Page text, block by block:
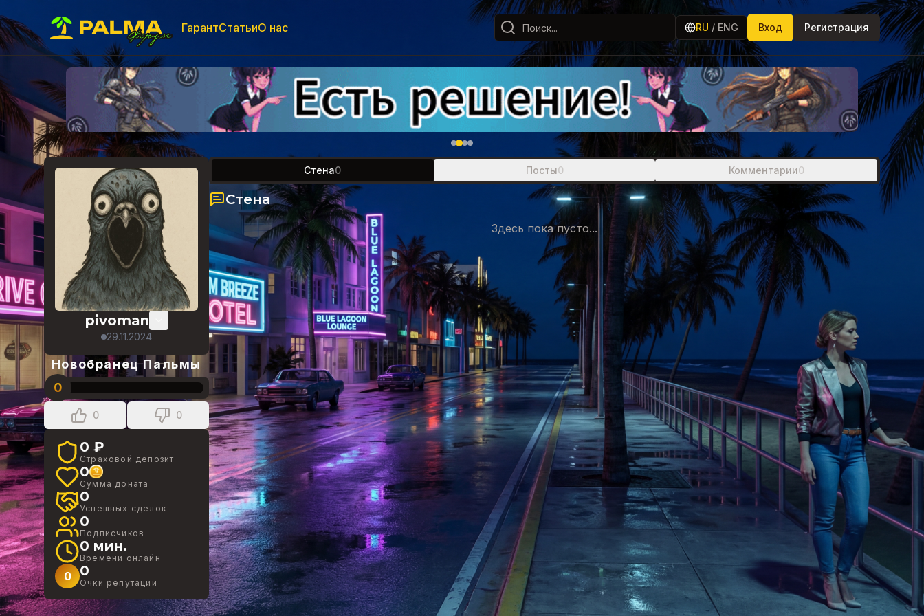
ГарантСтатьиО нас RU / ENG Вход Регистрация
pivoman
29.11.2024
Новобранец Пальмы
0
0 0
0 ₽
Страховой депозит
0
Сумма доната
0
Успешных сделок
0
Подписчиков
0 мин.
Времени онлайн
0 0
Очки репутации
Стена0 Посты0 Комментарии0
Стена
Здесь пока пусто...